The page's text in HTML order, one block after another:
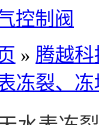
控制阀
» 腾越
冻裂、